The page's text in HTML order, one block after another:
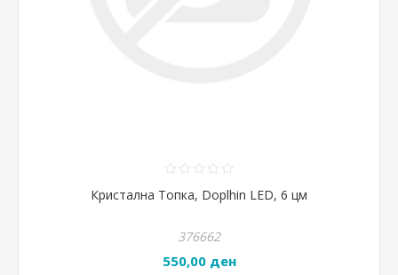
Кристална Топка, Doplhin LED, 6 цм
376662
550,00 ден